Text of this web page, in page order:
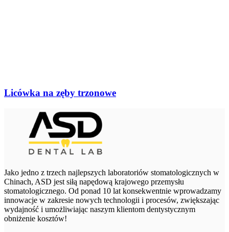
Licówka na zęby trzonowe
Jako jedno z trzech najlepszych laboratoriów stomatologicznych w
Chinach, ASD jest siłą napędową krajowego przemysłu
stomatologicznego. Od ponad 10 lat konsekwentnie wprowadzamy
innowacje w zakresie nowych technologii i procesów, zwiększając
wydajność i umożliwiając naszym klientom dentystycznym
obniżenie kosztów!